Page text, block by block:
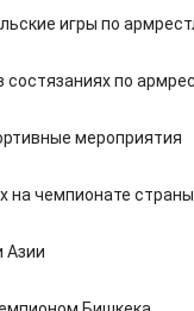
игры по
по
мероприятия
на чемпионате страны
Азии